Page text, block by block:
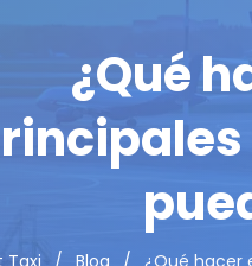
¿Qué
Taxi Blog ¿Qué hacer